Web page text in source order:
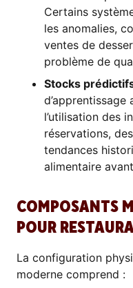
Certains
les anomalies,
ventes de
problème de
Stocks
l’utilisation des
réservations,
tendances
alimentaire
COMPOSANTS
POUR
La configuration
moderne comprend :